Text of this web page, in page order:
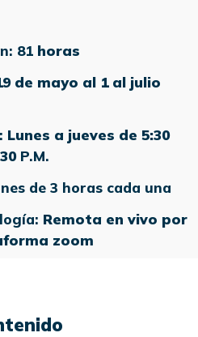
81horas
de mayo al 1 al julio
Lunes a jueves de 5:30
P.M.
de 3 horas cada una
Remota en vivo por
zoom